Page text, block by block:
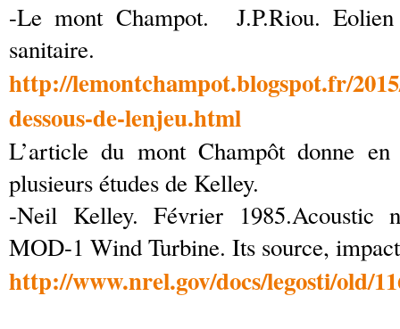
-Le mont Champot. J.P.Riou.
sanitaire.
http://lemontchampot.blogspot.fr/
dessous-de-lenjeu.html
L’article du mont Champôt donne en
plusieurs études de Kelley.
-Neil Kelley. Février 1985.Acoustic
MOD-1 Wind Turbine. Its source,
http://www.nrel.gov/docs/legosti/old/